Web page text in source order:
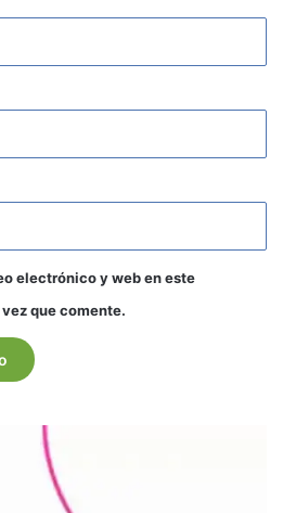
electrónico y web en este
que comente.